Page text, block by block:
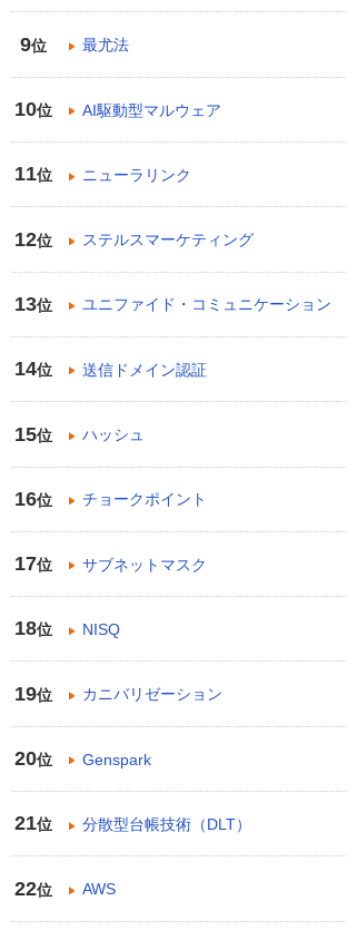
9位 最尤法
10位 AI駆動型マルウェア
11位 ニューラリンク
12位 ステルスマーケティング
13位 ユニファイド・コミュニケーション
14位 送信ドメイン認証
15位 ハッシュ
16位 チョークポイント
17位 サブネットマスク
18位 NISQ
19位 カニバリゼーション
20位 Genspark
21位 分散型台帳技術（DLT）
22位 AWS